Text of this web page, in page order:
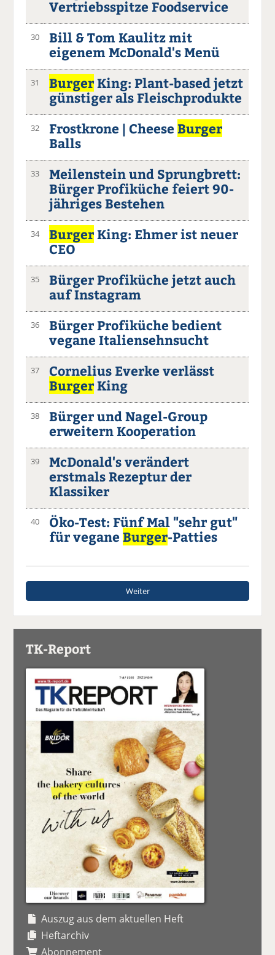
Vertriebsspitze Foodservice
30
Bill & Tom Kaulitz mit
eigenem McDonald's Menü
31 BurgerKing: Plant-based jetzt
günstiger als Fleischprodukte
32 Frostkrone | CheeseBurger
Balls
33
Meilenstein und Sprungbrett:
Bürger Profiküche feiert 90-
jähriges Bestehen
34 BurgerKing: Ehmer ist neuer
CEO
35
Bürger Profiküche jetzt auch
auf Instagram
36
Bürger Profiküche bedient
vegane Italiensehnsucht
37
Cornelius Everke verlässt
BurgerKing
38
Bürger und Nagel-Group
erweitern Kooperation
39
McDonald's verändert
erstmals Rezeptur der
Klassiker
40
Öko-Test: Fünf Mal "sehr gut"
für veganeBurger-Patties
Weiter
TK-Report
Auszug aus dem aktuellen Heft
Heftarchiv
Abonnement